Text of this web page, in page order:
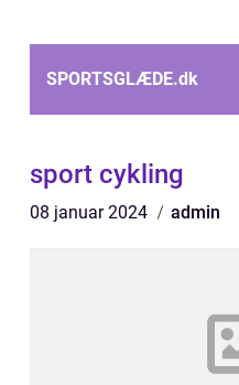
SPORTSGLÆDE.dk
sport cykling
08 januar 2024 admin